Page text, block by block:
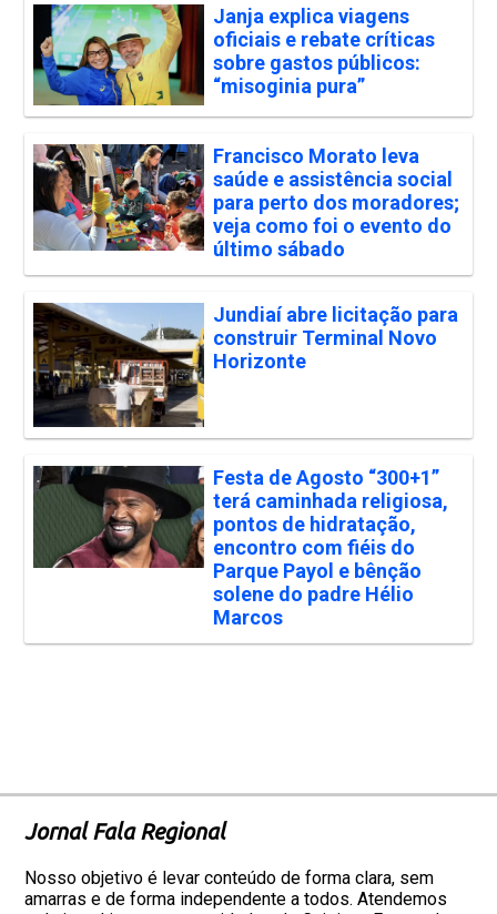
Janja explica viagens
oficiais e rebate críticas
sobre gastos públicos:
“misoginia pura”
Francisco Morato leva
saúde e assistência social
para perto dos moradores;
veja como foi o evento do
último sábado
Jundiaí abre licitação para
construir Terminal Novo
Horizonte
Festa de Agosto “300+1”
terá caminhada religiosa,
pontos de hidratação,
encontro com fiéis do
Parque Payol e bênção
solene do padre Hélio
Marcos
Jornal Fala Regional
Nosso objetivo é levar conteúdo de forma clara, sem
amarras e de forma independente a todos. Atendemos